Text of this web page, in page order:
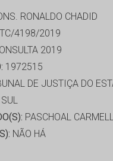
RONALDO CHADID
TC/4198/2019
2019
1972515
DE JUSTIÇA DO
PASCHOAL
NÃO HÁ